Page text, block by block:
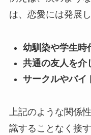
は、恋愛には発展
幼馴染や学生時
共通の友人を介
サークルやバイ
上記のような関係
識することなく接